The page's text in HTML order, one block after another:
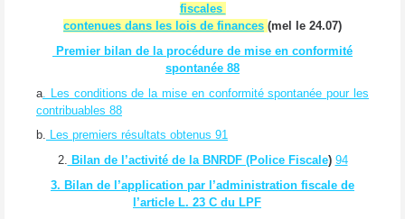
fiscales
contenues dans les lois de finances (mel le 24.07)
Premier bilan de la procédure de mise en conformité
spontanée 88
a . Les conditions de la mise en conformité spontanée pour les
contribuables 88
b. Les premiers résultats obtenus 91
2. Bilan de l’activité de la BNRDF (Police Fiscale) 94
3. Bilan de l’application par l’administration fiscale de
l’article L. 23 C du LPF